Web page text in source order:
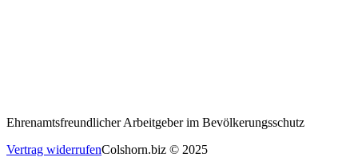
Ehrenamtsfreundlicher Arbeitgeber im Bevölkerungsschutz
Vertrag widerrufenColshorn.biz © 2025